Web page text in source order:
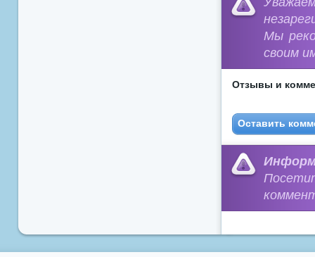
Мы
своим
Отзывы и
Оставить